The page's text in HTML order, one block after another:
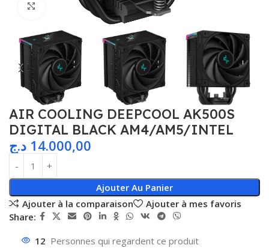
Agrandir
AIR COOLING DEEPCOOL AK500S
DIGITAL BLACK AM4/AM5/INTEL
14.000,00 د.ج
Ajouter Au Panier
Ajouter à la comparaison
Ajouter à mes favoris
Share:
12 Personnes qui regardent ce produit